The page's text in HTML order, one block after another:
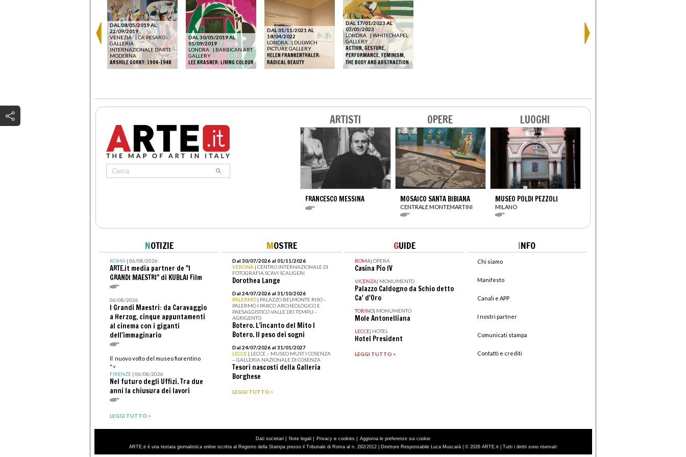
DAL 08/05/2019 AL
22/09/2019
VENEZIA |CA’ PESARO -
GALLERIA
INTERNAZIONALE D’ARTE
MODERNA
ARSHILE GORKY: 1904-1948
DAL 30/05/2019 AL
01/09/2019
LONDRA
| BARBICAN ART
GALLERY
LEE KRASNER: LIVING COLOUR
DAL 01/11/2021 AL
18/04/2022
LONDRA | DULWICH
PICTURE GALLERY
HELEN FRANKENTHALER:
RADICAL BEAUTY
DAL 17/01/2023 AL
07/05/2023
LONDRA
| WHITECHAPEL
GALLERY
ACTION, GESTURE,
PERFORMANCE. FEMINISM,
THE BODY AND ABSTRACTION
ARTISTI
FRANCESCO MESSINA
OPERE
MOSAICO SANTA BIBIANA
CENTRALE MONTEMARTINI
LUOGHI
MUSEO POLDI PEZZOLI
MILANO
NOTIZIE
ROMA| 06/08/2026
ARTE.it media partner de "I
GRANDI MAESTRI" di KUBLAI Film
06/08/2026
I Grandi Maestri: da Caravaggio
a Herzog, cinque appuntamenti
al cinema con i giganti
dell'immaginario
Il nuovo volto del museo fiorentino
">
FIRENZE| 06/08/2026
Nel futuro degli Uffizi. Tra due
anni la chiusura dei lavori
LEGGI TUTTO >
MOSTRE
Dal 30/07/2026 al 01/11/2026
VERONA | CENTRO INTERNAZIONALE DI
FOTOGRAFIA SCAVI SCALIGERI
Dorothea Lange
Dal 24/07/2026 al 31/10/2026
PALERMO | PALAZZO BELMONTE RISO -
PALERMO I PARCO ARCHEOLOGICO E
PAESAGGISTICO VALLE DEI TEMPLI -
AGRIGENTO
Botero. L’incanto del Mito I
Botero. Il peso dei sogni
Dal 24/07/2026 al 31/01/2027
LECCE | LECCE – MUSEO MUST I COSENZA
– GALLERIA NAZIONALE DI COSENZA
Tesori nascosti della Galleria
Borghese
LEGGI TUTTO >
GUIDE
ROMA| OPERA
Casina Pio IV
VICENZA| MONUMENTO
Palazzo Caldogno da Schio detto
Ca' d'Oro
TORINO| MONUMENTO
Mole Antonelliana
LECCE| HOTEL
Hotel President
LEGGI TUTTO >
INFO
Chi siamo
Manifesto
Canali e APP
I nostri partner
Comunicati stampa
Contatti e crediti
Dati societari | Note legali | Privacy e cookies | Aggiorna le preferenze sui cookie
ARTE.it è una testata giornalistica online iscritta al Registro della Stampa presso il Tribunale di Roma al n. 292/2012 | Direttore Responsabile Luca Muscarà | © 2026 ARTE.it | Tutti i diritti sono riservati